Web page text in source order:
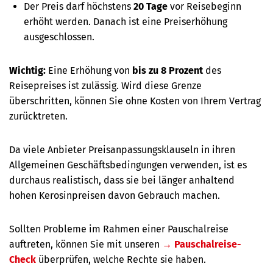
Der Preis darf höchstens 20 Tage vor Reisebeginn
erhöht werden. Danach ist eine Preiserhöhung
ausgeschlossen.
Wichtig: Eine Erhöhung von bis zu 8 Prozentdes
Reisepreises ist zulässig. Wird diese Grenze
überschritten, können Sie ohne Kosten von Ihrem Vertrag
zurücktreten.
Da viele Anbieter Preisanpassungsklauseln in ihren
Allgemeinen Geschäftsbedingungen verwenden, ist es
durchaus realistisch, dass sie bei länger anhaltend
hohen Kerosinpreisen davon Gebrauch machen.
Sollten Probleme im Rahmen einer Pauschalreise
auftreten, können Sie mit unseren → Pauschalreise-
Check überprüfen, welche Rechte sie haben.